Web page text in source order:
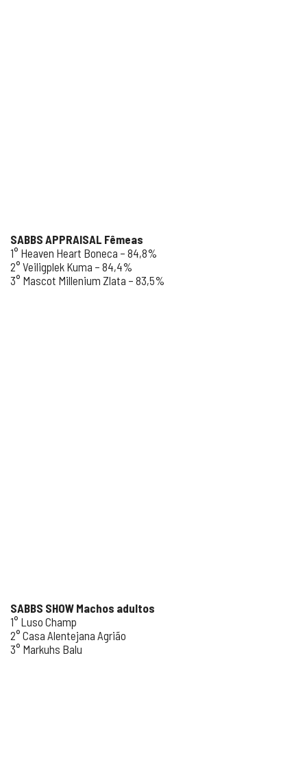
SABBS APPRAISAL Fêmeas
1° Heaven Heart Boneca – 84,8%
2° Veiligplek Kuma – 84,4%
3° Mascot Millenium Zlata – 83,5%
SABBS SHOW Machos adultos
1° Luso Champ
2° Casa Alentejana Agrião
3° Markuhs Balu